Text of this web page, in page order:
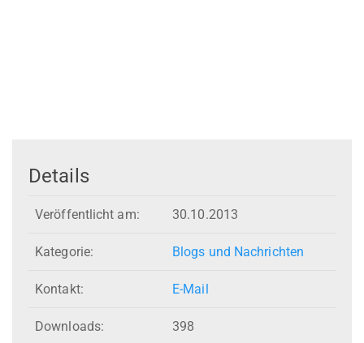
Details
Veröffentlicht am: 30.10.2013
Kategorie: Blogs und Nachrichten
Kontakt: E-Mail
Downloads: 398